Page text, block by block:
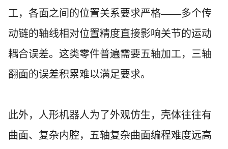
工，各面之间的位置关系要求严格——多个传
动链的轴线相对位置精度直接影响关节的运动
耦合误差。这类零件普遍需要五轴加工，三轴
翻面的误差积累难以满足要求。
此外，人形机器人为了外观仿生，壳体往往有
曲面、复杂内腔，五轴复杂曲面编程难度远高